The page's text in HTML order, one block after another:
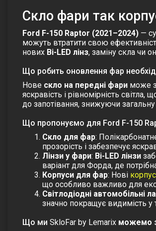
Скло фари так
Ford F-150 Raptor (2021–2024) —
можуть втратити свою
нових Bi-LED лінз, заміну скла чи
Що робить оновлення фар
Нове скло на передні фари може
яскравість і рівномірність
до запотівання, знижуючи
Що пропонуємо для Ford F-150
Скло для фар:
прозорість і забезпечує
Лінзи у фари: Bi-LED лінзи
варіант для Форда, де
Корпуси для фар: Нові
що особливо важливо для
Світлодіодні автомобільні
значно покращує видимість у
Що ми SkloFar by Lemarix можемо